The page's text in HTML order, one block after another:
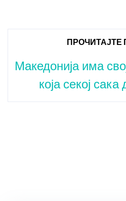
ПРОЧИТАЈТЕ
Македонија има
која секој сака